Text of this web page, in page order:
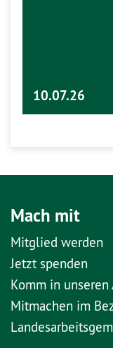
10.07.26
Mach mit
Mitglied werden
Jetzt spenden
Komm in
Mitmachen im